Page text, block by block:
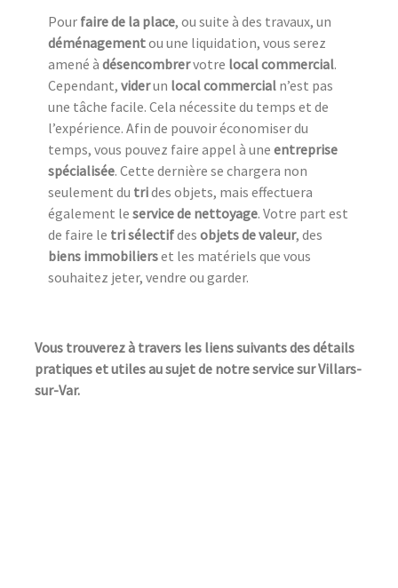
Pour faire de la place, ou suite à des travaux, un
déménagementou une liquidation, vous serez
amené à désencombrervotre local commercial.
Cependant, viderun local commercial n’est pas
une tâche facile. Cela nécessite du temps et de
l’expérience. Afin de pouvoir économiser du
temps, vous pouvez faire appel à une entreprise
spécialisée. Cette dernière se chargera non
seulement du trides objets, mais effectuera
également le service de nettoyage. Votre part est
de faire le tri sélectifdes objets de valeur, des
biens immobilierset les matériels que vous
souhaitez jeter, vendre ou garder.
Vous trouverez à travers les liens suivants des détails
pratiques et utiles au sujet de notre service sur Villars-
sur-Var.